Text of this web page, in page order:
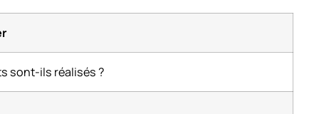
sont-ils réalisés ?